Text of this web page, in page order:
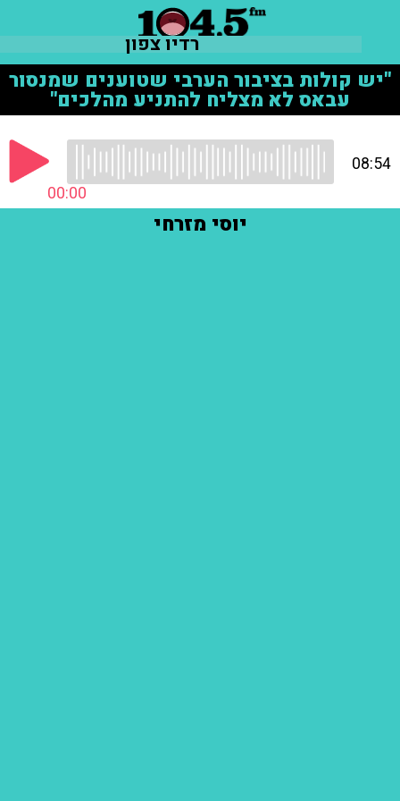
רדיו צפון
"יש קולות בציבור הערבי שטוענים שמנסור
עבאס לא מצליח להתניע מהלכים"
00:00
08:54
יוסי מזרחי